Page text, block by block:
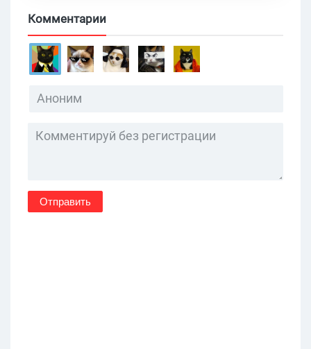
Комментарии
Отправить